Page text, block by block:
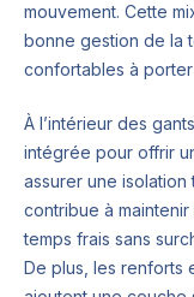
mouvement. Cette
bonne gestion de la
confortables à
À l’intérieur des
intégrée pour offrir
assurer une
contribue à
temps frais sans
De plus, les renforts